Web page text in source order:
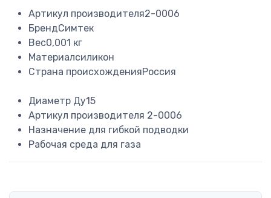
Артикул производителя2-0006
БрендСимтек
Вес0,001 кг
Материалсиликон
Страна происхожденияРоссия
Диаметр Ду15
Артикул производителя 2-0006
Назначение для гибкой подводки
Рабочая среда для газа